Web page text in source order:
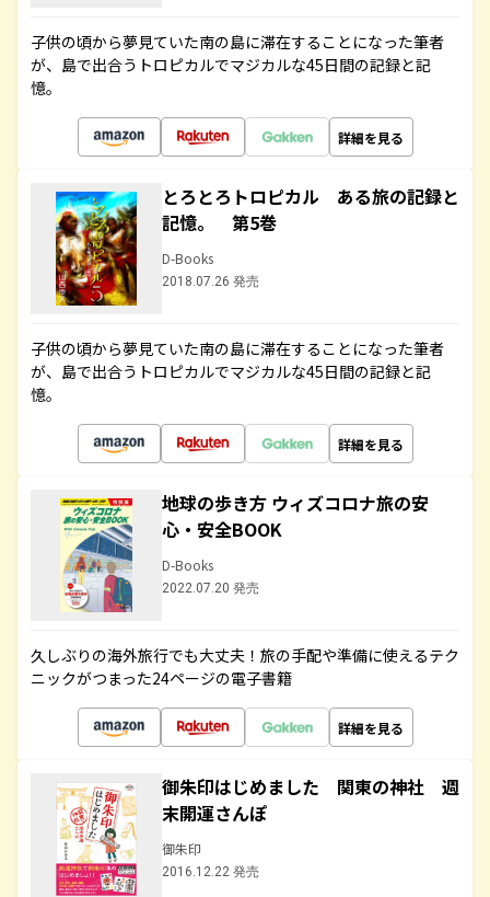
子供の頃から夢見ていた南の島に滞在することになった筆者
が、島で出合うトロピカルでマジカルな45日間の記録と記
憶。
詳細を見る
とろとろトロピカル ある旅の記録と
記憶。 第5巻
D-Books
2018.07.26 発売
子供の頃から夢見ていた南の島に滞在することになった筆者
が、島で出合うトロピカルでマジカルな45日間の記録と記
憶。
詳細を見る
地球の歩き方 ウィズコロナ旅の安
心・安全BOOK
D-Books
2022.07.20 発売
久しぶりの海外旅行でも大丈夫！旅の手配や準備に使えるテク
ニックがつまった24ページの電子書籍
詳細を見る
御朱印はじめました 関東の神社 週
末開運さんぽ
御朱印
2016.12.22 発売